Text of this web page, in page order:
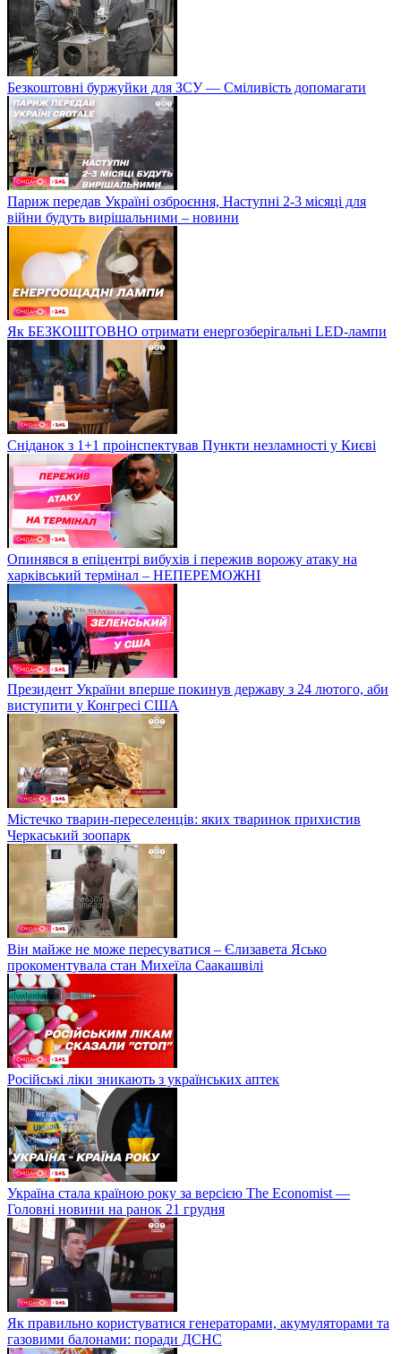
Безкоштовні буржуйки для ЗСУ — Сміливість допомагати
Париж передав Україні озброєння, Наступні 2-3 місяці для
війни будуть вирішальними – новини
Як БЕЗКОШТОВНО отримати енергозберігальні LED-лампи
Сніданок з 1+1 проінспектував Пункти незламності у Києві
Опинявся в епіцентрі вибухів і пережив ворожу атаку на
харківський термінал – НЕПЕРЕМОЖНІ
Президент України вперше покинув державу з 24 лютого, аби
виступити у Конгресі США
Містечко тварин-переселенців: яких тваринок прихистив
Черкаський зоопарк
Він майже не може пересуватися – Єлизавета Ясько
прокоментувала стан Михеїла Саакашвілі
Російські ліки зникають з українських аптек
Україна стала країною року за версією The Economist —
Головні новини на ранок 21 грудня
Як правильно користуватися генераторами, акумуляторами та
газовими балонами: поради ДСНС